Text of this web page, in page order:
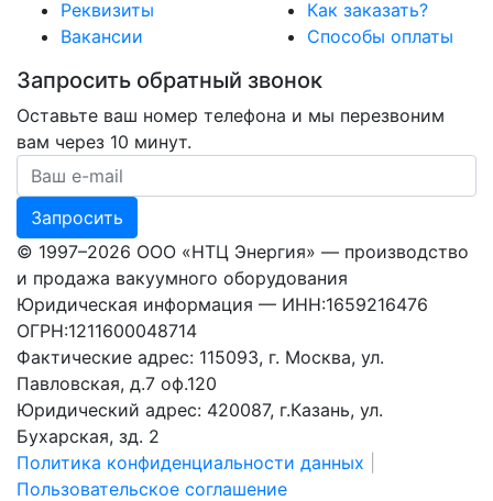
Реквизиты
Вакансии
Как заказать?
Способы оплаты
Запросить обратный звонок
Оставьте ваш номер телефона и мы перезвоним
вам через 10 минут.
Ваш номер телефона
Запросить
© 1997–2026 ООО «НТЦ Энергия» — производство
и продажа вакуумного оборудования
Юридическая информация — ИНН:1659216476
ОГРН:1211600048714
Фактические адрес: 115093, г. Москва, ул.
Павловская, д.7 оф.120
Юридический адрес: 420087, г.Казань, ул.
Бухарская, зд. 2
Политика конфиденциальности данных
Пользовательское соглашение